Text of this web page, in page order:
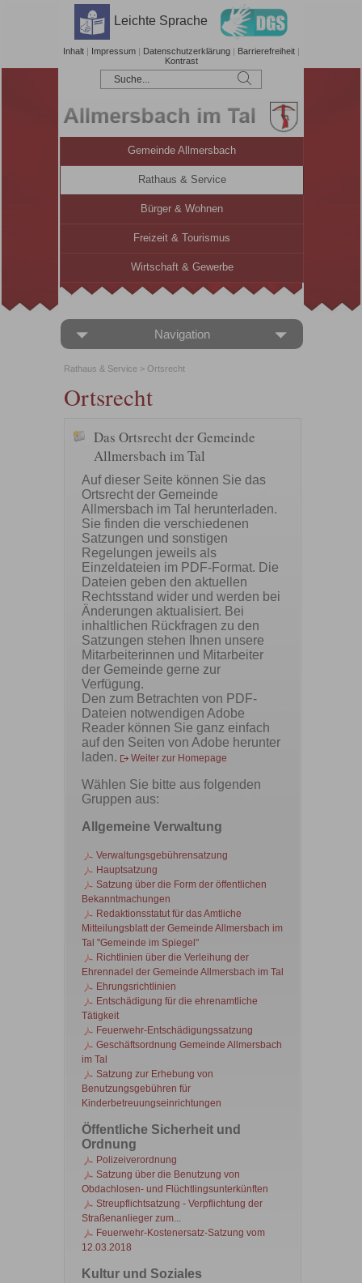
Leichte Sprache
Inhalt| Impressum| Datenschutzerklärung| Barrierefreiheit|
Kontrast
Gemeinde Allmersbach
Rathaus & Service
Bürger & Wohnen
Freizeit & Tourismus
Wirtschaft & Gewerbe
Navigation
Rathaus & Service > Ortsrecht
Ortsrecht
Das Ortsrecht der Gemeinde
Allmersbach im Tal
Auf dieser Seite können Sie das
Ortsrecht der Gemeinde
Allmersbach im Tal herunterladen.
Sie finden die verschiedenen
Satzungen und sonstigen
Regelungen jeweils als
Einzeldateien im PDF-Format. Die
Dateien geben den aktuellen
Rechtsstand wider und werden bei
Änderungen aktualisiert. Bei
inhaltlichen Rückfragen zu den
Satzungen stehen Ihnen unsere
Mitarbeiterinnen und Mitarbeiter
der Gemeinde gerne zur
Verfügung.
Den zum Betrachten von PDF-
Dateien notwendigen Adobe
Reader können Sie ganz einfach
auf den Seiten von Adobe herunter
laden.
Weiter zur Homepage
Wählen Sie bitte aus folgenden
Gruppen aus:
Allgemeine Verwaltung
Verwaltungsgebührensatzung
Hauptsatzung
Satzung über die Form der öffentlichen
Bekanntmachungen
Redaktionsstatut für das Amtliche
Mitteilungsblatt der Gemeinde Allmersbach im
Tal "Gemeinde im Spiegel"
Richtlinien über die Verleihung der
Ehrennadel der Gemeinde Allmersbach im Tal
Ehrungsrichtlinien
Entschädigung für die ehrenamtliche
Tätigkeit
Feuerwehr-Entschädigungssatzung
Geschäftsordnung Gemeinde Allmersbach
im Tal
Satzung zur Erhebung von
Benutzungsgebühren für
Kinderbetreuungseinrichtungen
Öffentliche Sicherheit und
Ordnung
Polizeiverordnung
Satzung über die Benutzung von
Obdachlosen- und Flüchtlingsunterkünften
Streupflichtsatzung - Verpflichtung der
Straßenanlieger zum...
Feuerwehr-Kostenersatz-Satzung vom
12.03.2018
Kultur und Soziales